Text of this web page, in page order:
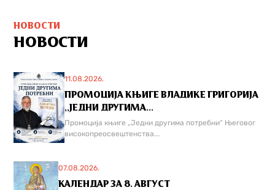
НОВОСТИ
НОВОСТИ
11.08.2026.
ПРОМОЦИЈА КЊИГЕ ВЛАДИКЕ ГРИГОРИЈА
,,ЈЕДНИ ДРУГИМА...
Промоција књиге „Једни другима потребни“ Његовог
високопреосвештенства...
07.08.2026.
КАЛЕНДАР ЗА 8. АВГУСТ